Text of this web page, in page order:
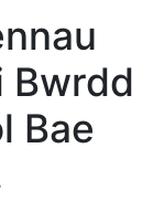
Bwrdd
Bae